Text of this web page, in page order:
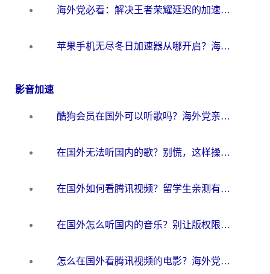
海外党必看：解决王者荣耀延迟的加速器终极指南——从EVE到猫和老鼠，一个工具全搞定
苹果手机无尽冬日加速器从哪开启？海外玩家的冬日生存指南
影音加速
酷狗会员在国外可以听歌吗？海外党亲测有效：3步解决音乐权限难题
在国外无法听国内的歌？别慌，这样操作就能畅听QQ音乐（附亲测加速器推荐）
在国外如何看腾讯视频？留学生亲测有效的回国加速方案
在国外怎么听国内的音乐？别让版权限制断了你的华语歌单
怎么在国外看腾讯视频的电影？海外党亲测有效的回国加速指南